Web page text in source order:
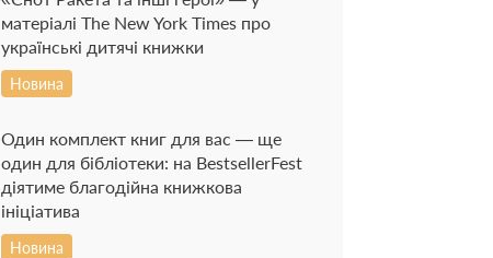
матеріалі The New York Times про
українські дитячі книжки
Новина
Один комплект книг для вас — ще
один для бібліотеки: на BestsellerFest
діятиме благодійна книжкова
ініціатива
Новина